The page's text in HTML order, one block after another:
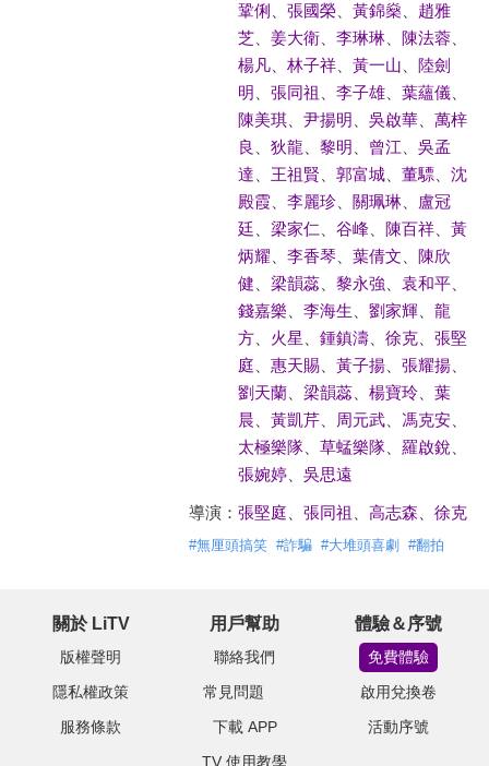
鞏俐
張國榮、 黃錦燊、 趙雅
芝、 姜大衛、 李琳琳、 陳法蓉、
楊凡、 林子祥、 黃一山
陸劍
明
張同祖 李子雄、 葉蘊儀、
陳美琪、 尹揚明 吳啟華、 萬梓
良
狄龍 黎明 曾江
吳孟
達
王祖賢 郭富城、 董驃、 沈
殿霞、 李麗珍、 關珮琳、
盧冠
廷
梁家仁 谷峰、 陳百祥、 黃
炳耀
李香琴 葉倩文
陳欣
健
梁韻蕊、 黎永強 袁和平、
錢嘉樂
李海生 劉家輝、 龍
方、 火星 鍾鎮濤、 徐克、 張堅
庭
惠天賜、 黃子揚、 張耀揚、
劉天蘭、 梁韻蕊、 楊寶玲、 葉
晨
黃凱芹、 周元武、 馮克安、
太極樂隊、 草蜢樂隊、 羅啟銳
張婉婷、 吳思遠
導演： 張堅庭 張同祖 高志森 徐克
#無厘頭搞笑 #詐騙 #大堆頭喜劇 #翻拍
關於 LiTV
版權聲明
隱私權政策
服務條款
用戶幫助
聯絡我們
常見問題
下載 APP
TV 使用教學
體驗＆序號
免費體驗
啟用兌換卷
活動序號